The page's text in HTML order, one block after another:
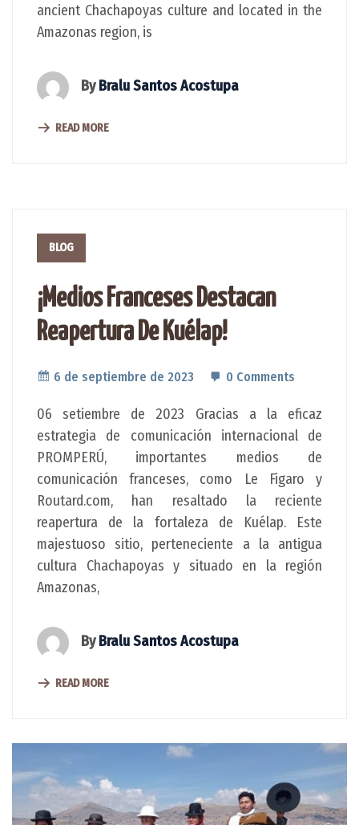
ancient Chachapoyas culture and located in the
Amazonas region, is
ByBralu Santos Acostupa
READ MORE
BLOG
¡Medios Franceses Destacan
Reapertura De Kuélap!
6 de septiembre de 2023 0 Comments
06 setiembre de 2023 Gracias a la eficaz
estrategia de comunicación internacional de
PROMPERÚ, importantes medios de
comunicación franceses, como Le Figaro y
Routard.com, han resaltado la reciente
reapertura de la fortaleza de Kuélap. Este
majestuoso sitio, perteneciente a la antigua
cultura Chachapoyas y situado en la región
Amazonas,
ByBralu Santos Acostupa
READ MORE